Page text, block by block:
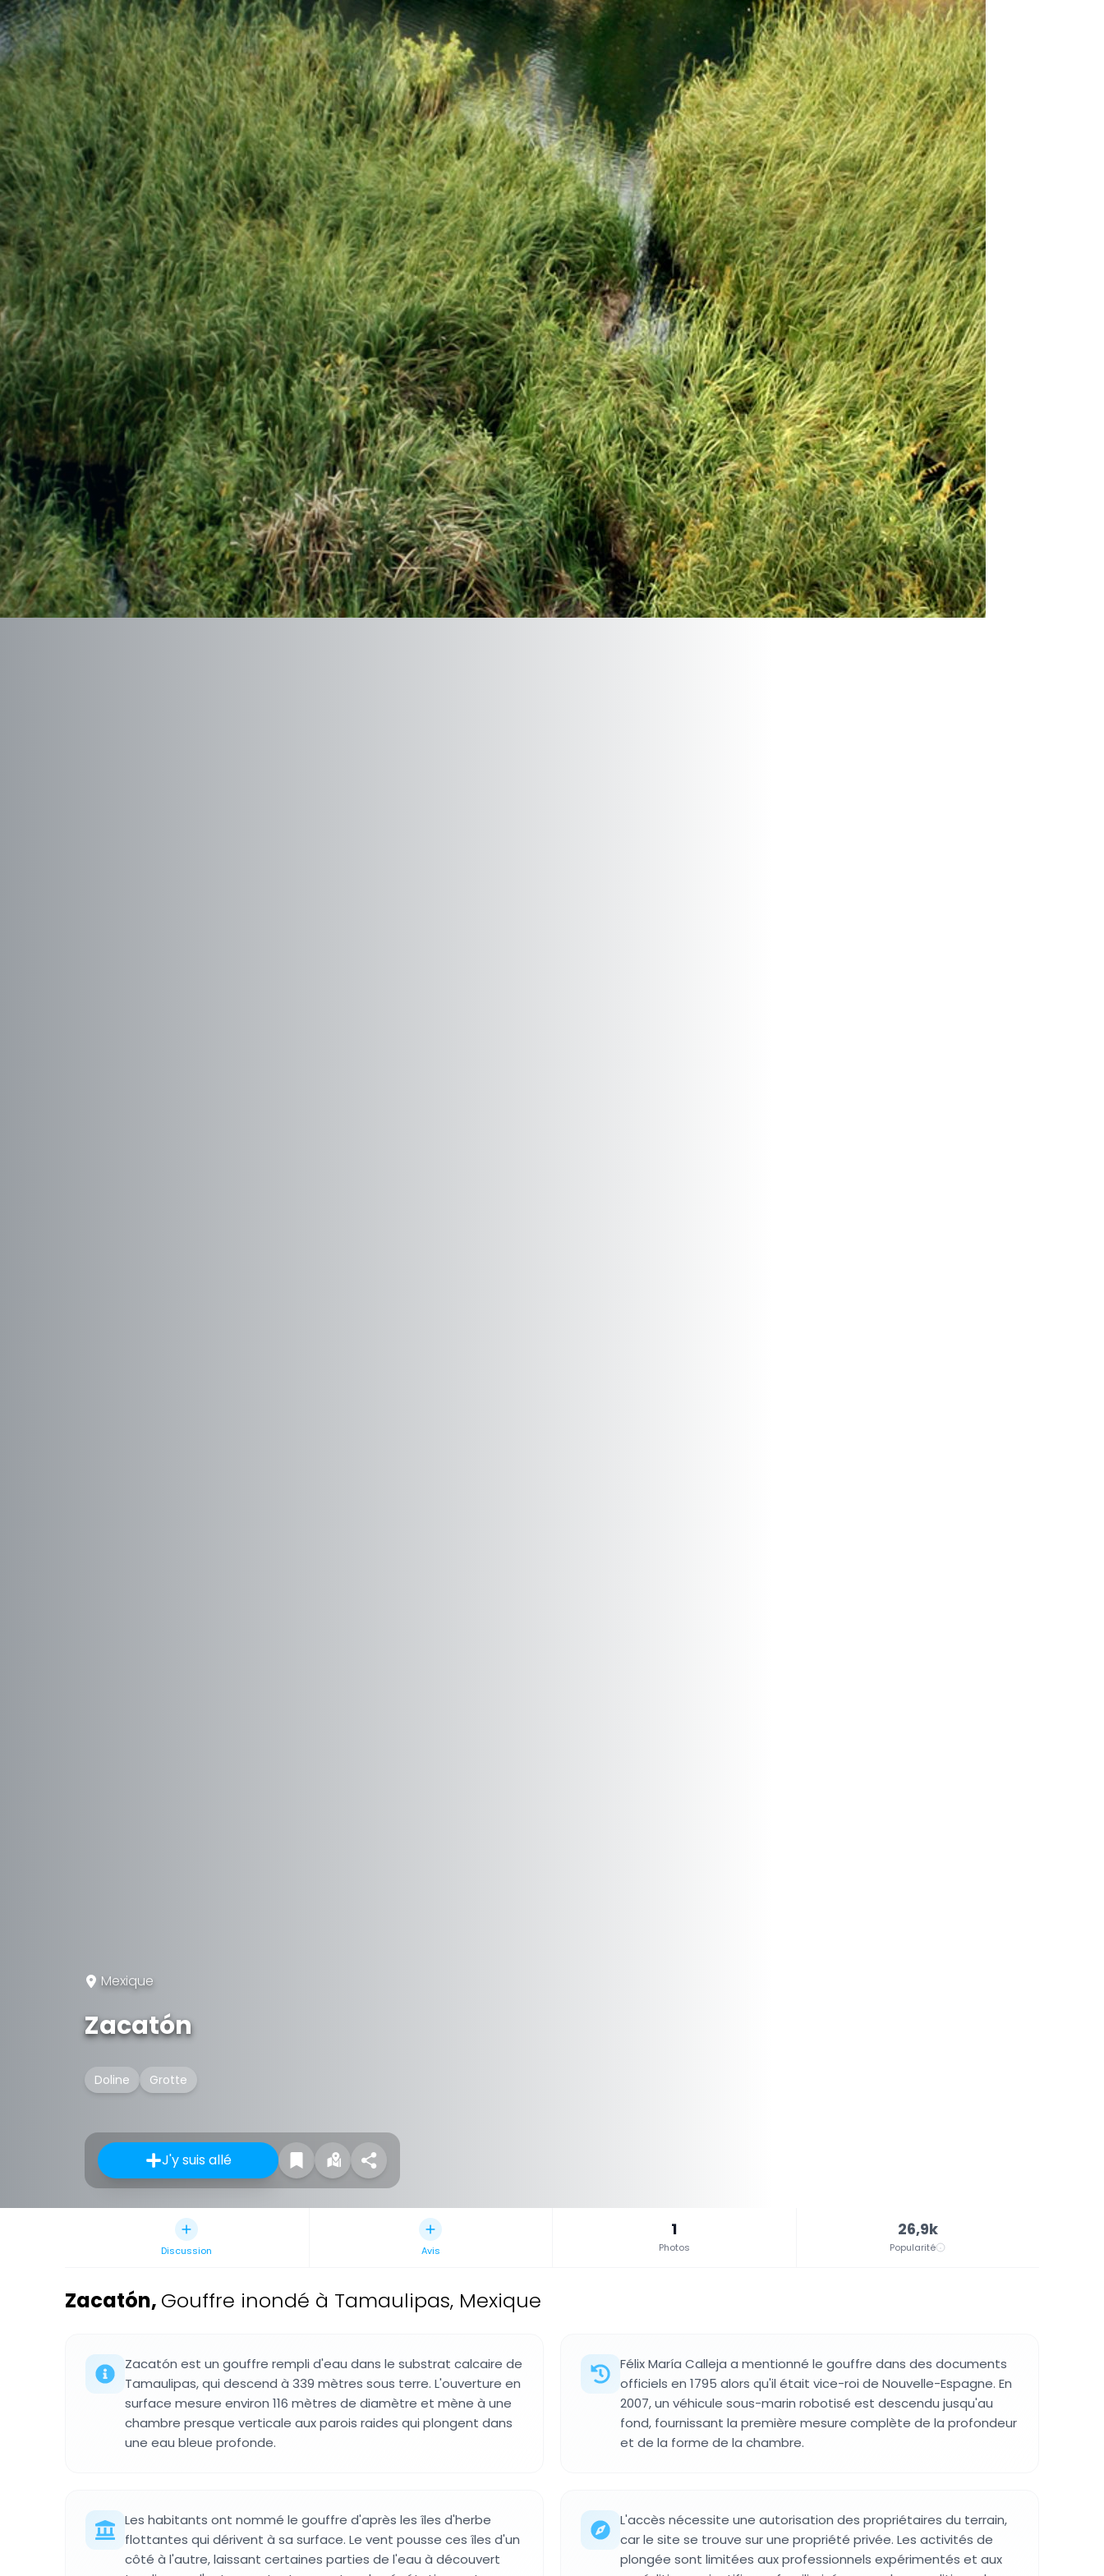
Mexique
Zacatón
Doline Grotte
J'y suis allé
Discussion Avis
1
Photos
26,9k
Popularité
Zacatón, Gouffre inondé à Tamaulipas, Mexique
Zacatón est un gouffre rempli d'eau dans le substrat calcaire de
Tamaulipas, qui descend à 339 mètres sous terre. L'ouverture en
surface mesure environ 116 mètres de diamètre et mène à une
chambre presque verticale aux parois raides qui plongent dans
une eau bleue profonde.
Félix María Calleja a mentionné le gouffre dans des documents
officiels en 1795 alors qu'il était vice-roi de Nouvelle-Espagne. En
2007, un véhicule sous-marin robotisé est descendu jusqu'au
fond, fournissant la première mesure complète de la profondeur
et de la forme de la chambre.
Les habitants ont nommé le gouffre d'après les îles d'herbe
flottantes qui dérivent à sa surface. Le vent pousse ces îles d'un
côté à l'autre, laissant certaines parties de l'eau à découvert
L'accès nécessite une autorisation des propriétaires du terrain,
car le site se trouve sur une propriété privée. Les activités de
plongée sont limitées aux professionnels expérimentés et aux